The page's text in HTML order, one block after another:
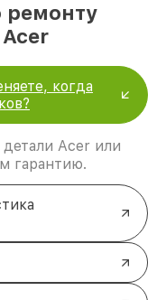
когда
Acer или
гарантию.